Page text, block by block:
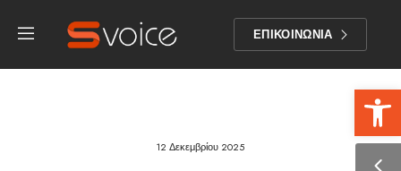
ΕΠΙΚΟΙΝΩΝΙΑ
12 Δεκεμβρίου 2025